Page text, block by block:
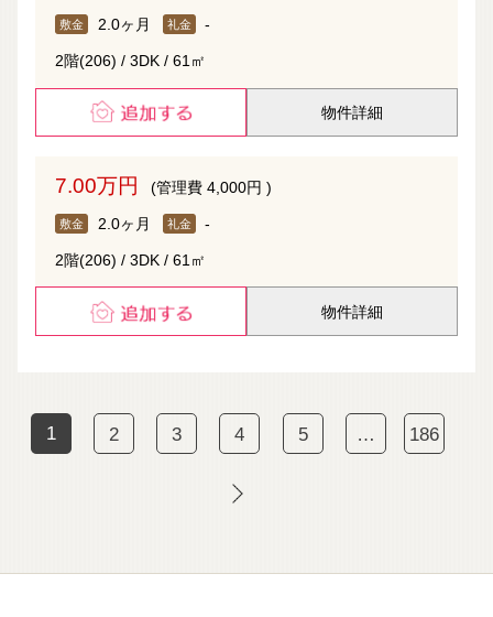
敷金 2.0ヶ月 礼金 -
2階(206) / 3DK / 61㎡
物件詳細
7.00万円 (管理費 4,000円 )
敷金 2.0ヶ月 礼金 -
2階(206) / 3DK / 61㎡
物件詳細
1 2 3 4 5 … 186